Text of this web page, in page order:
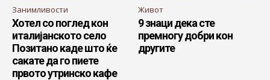
Занимливости
Хотел со поглед кон
италијанското село
Позитано каде што ќе
сакате да го пиете
првото утринско кафе
Живот
9 знаци дека сте
премногу добри кон
другите